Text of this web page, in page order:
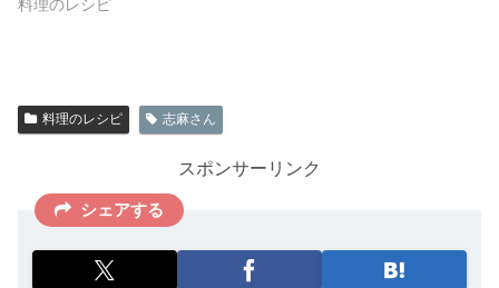
料理のレシピ
料理のレシピ 志麻さん
スポンサーリンク
シェアする